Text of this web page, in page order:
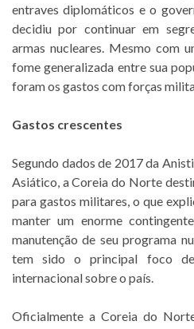
entraves diplomáticos e o
decidiu por continuar em
armas nucleares. Mesmo com
fome generalizada entre sua
foram os gastos com forças
Gastos crescentes
Segundo dados de 2017 da
Asiático, a Coreia do Norte
para gastos militares, o que
manter um enorme
manutenção de seu programa
tem sido o principal foco de
internacional sobre o país.
Oficialmente a Coreia do